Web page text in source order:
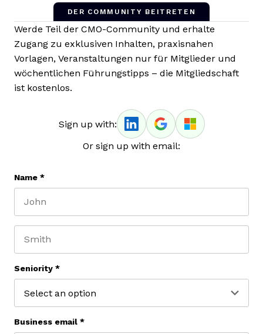
DER COMMUNITY BEITRETEN
Werde Teil der CMO-Community und erhalte
Zugang zu exklusiven Inhalten, praxisnahen
Vorlagen, Veranstaltungen nur für Mitglieder und
wöchentlichen Führungstipps – die Mitgliedschaft
ist kostenlos.
Sign up with:
Or sign up with email:
Name *
Seniority *
Business email *